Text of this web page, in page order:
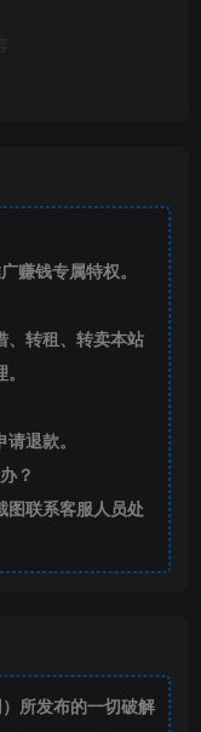
赚钱专属特权。
、转租、转卖本站
退款。
？
图联系客服人员处
所发布的一切破解